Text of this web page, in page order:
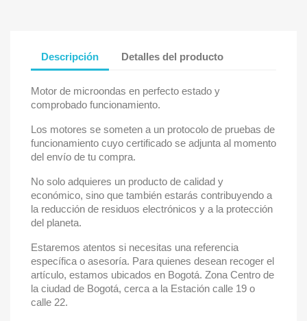
Descripción Detalles del producto
Motor de microondas en perfecto estado y
comprobado funcionamiento.
Los motores se someten a un protocolo de pruebas de
funcionamiento cuyo certificado se adjunta al momento
del envío de tu compra.
No solo adquieres un producto de calidad y
económico, sino que también estarás contribuyendo a
la reducción de residuos electrónicos y a la protección
del planeta.
Estaremos atentos si necesitas una referencia
específica o asesoría. Para quienes desean recoger el
artículo, estamos ubicados en Bogotá. Zona Centro de
la ciudad de Bogotá, cerca a la Estación calle 19 o
calle 22.